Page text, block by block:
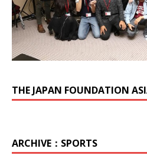
THE JAPAN FOUNDATION
ARCHIVE：SPORTS